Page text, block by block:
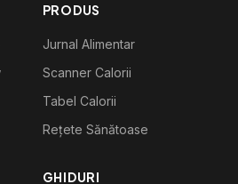
PRODUS
Jurnal Alimentar
Scanner Calorii
Tabel Calorii
Rețete Sănătoase
GHIDURI